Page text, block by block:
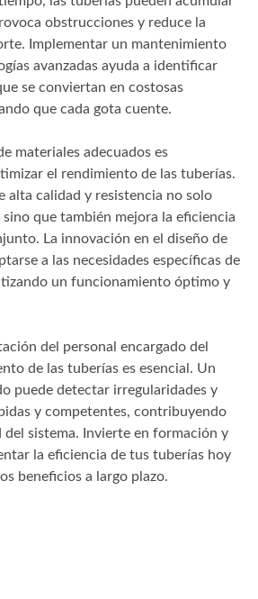
obstrucciones y reduce la
Implementar un mantenimiento
avanzadas ayuda a identificar
se conviertan en costosas
que cada gota cuente.
materiales adecuados es
el rendimiento de las tuberías.
alta calidad y resistencia no solo
que también mejora la eficiencia
La innovación en el diseño de
a las necesidades específicas de
un funcionamiento óptimo y
del personal encargado del
de las tuberías es esencial. Un
puede detectar irregularidades y
y competentes, contribuyendo
del sistema. Invierte en formación y
la eficiencia de tus tuberías hoy
beneficios a largo plazo.